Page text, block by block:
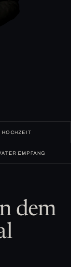
HOCHZEIT
EMPFANG
dem